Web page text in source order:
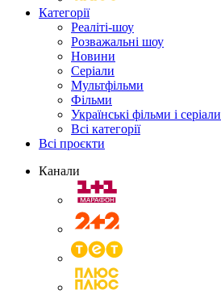
Категорії
Реаліті-шоу
Розважальні шоу
Новини
Серіали
Мультфільми
Фільми
Українські фільми і серіали
Всі категорії
Всі проєкти
Канали